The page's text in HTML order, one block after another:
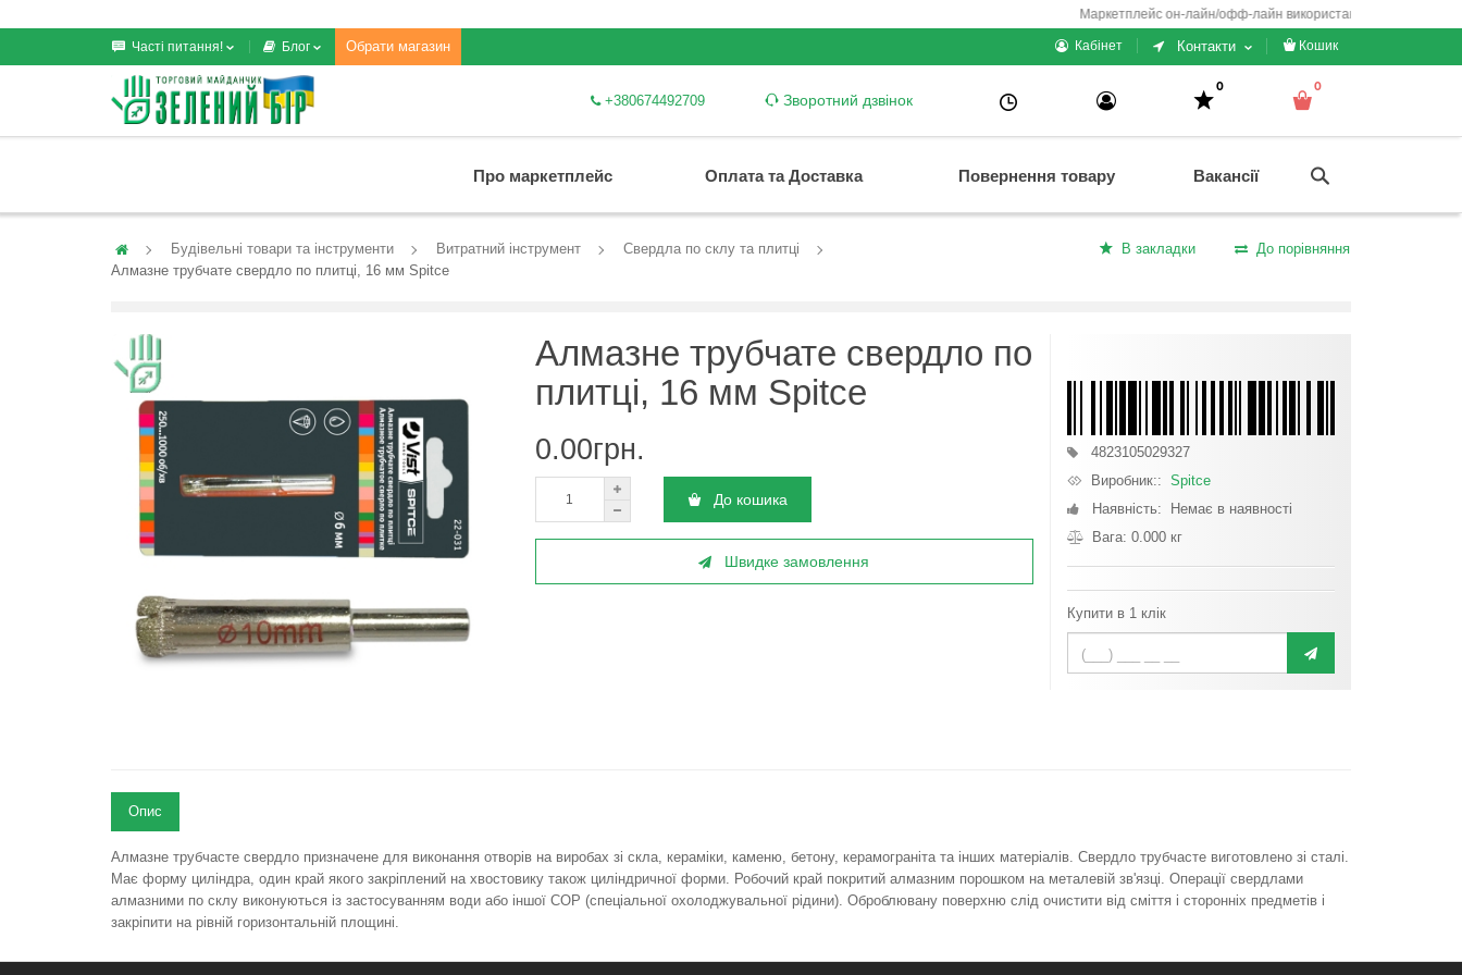
Маркетплейс он-лайн/офф-лайн використання + електронні
Часті питання! Блог Обрати магазин Кабінет Контакти Кошик
Зворотний дзвінок
+380674492709
0 0
Про маркетплейс Оплата та Доставка Повернення товару Вакансії
Будівельні товари та інструменти Витратний інструмент
Свердла по склу та плитці
Алмазне трубчате свердло по плитці, 16 мм Spitce
В закладки До порівняння
Алмазне трубчате свердло по
плитці, 16 мм Spitce
0.00грн.
До кошика
Швидке замовлення
4823105029327
Виробник:: Spitce
Наявність: Немає в наявності
Вага: 0.000 кг
Купити в 1 клік
Опис
Алмазне трубчасте свердло призначене для виконання отворів на виробах зі скла, кераміки, каменю, бетону, керамограніта та інших матеріалів. Свердло трубчасте виготовлено зі сталі.
Має форму циліндра, один край якого закріплений на хвостовику також циліндричної форми. Робочий край покритий алмазним порошком на металевій зв'язці. Операції свердлами
алмазними по склу виконуються із застосуванням води або іншої СОР (спеціальної охолоджувальної рідини). Оброблювану поверхню слід очистити від сміття і сторонніх предметів і
закріпити на рівній горизонтальній площині.